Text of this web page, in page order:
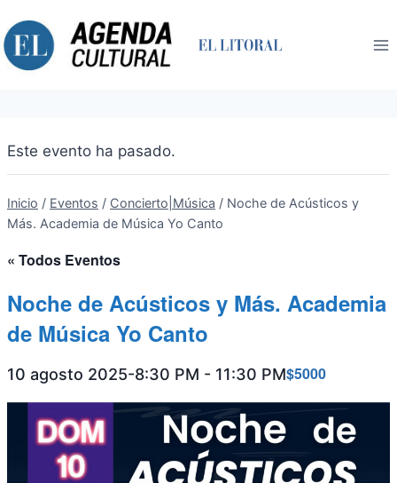
al
contenido
Este evento ha pasado.
Inicio / Eventos / Concierto|Música / Noche de Acústicos y
Más. Academia de Música Yo Canto
« Todos Eventos
Noche de Acústicos y Más. Academia
de Música Yo Canto
10 agosto 2025-8:30 PM - 11:30 PM$5000